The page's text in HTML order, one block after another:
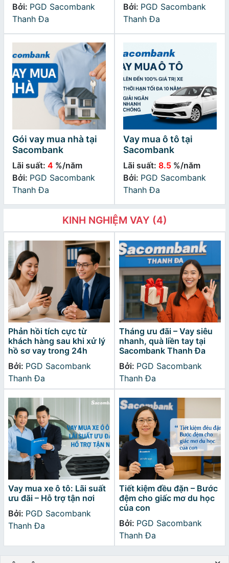
Bởi: PGD Sacombank
Thanh Đa
Bởi: PGD Sacombank
Thanh Đa
Gói vay mua nhà tại
Sacombank
Lãi suất: 4 %/năm
Bởi: PGD Sacombank
Thanh Đa
Vay mua ô tô tại
Sacombank
Lãi suất: 8.5 %/năm
Bởi: PGD Sacombank
Thanh Đa
KINH NGHIỆM VAY (4)
Phản hồi tích cực từ
khách hàng sau khi xử lý
hồ sơ vay trong 24h
Bởi: PGD Sacombank
Thanh Đa
Tháng ưu đãi – Vay siêu
nhanh, quà liền tay tại
Sacombank Thanh Đa
Bởi: PGD Sacombank
Thanh Đa
Vay mua xe ô tô: Lãi suất
ưu đãi – Hỗ trợ tận nơi
Bởi: PGD Sacombank
Thanh Đa
Tiết kiệm đều đặn – Bước
đệm cho giấc mơ du học
của con
Bởi: PGD Sacombank
Thanh Đa